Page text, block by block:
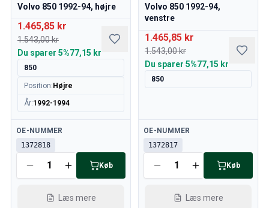
Volvo 240/260 Motor gashåndtag
Volvo 240/260 Kølesystem
Volvo 240/260 Gearkasse/baghjulsaffjedring
Volvo 240/260 Diverse
Volvo 740/760/780 Reservedele
Volvo 740/760/780 Bremsesystem
Volvo 700 Brændstof/udstødningssystem
Volvo 700 Kølesystem
Volvo 740/760/780 Diverse
Volvo 740/760/780 Elektrisk udstyr
Volvo 740/760/780 Motor gashåndtag
Volvo 700 fælge/navkapsler
Volvo 850 1992-94, højre
1.465,85 kr
1.543,00 kr
Du sparer 5%77,15 kr
850
Position: Højre
År:1992-1994
Tilgængelig
OE-NUMMER
1372818
Køb
Læs mere
Volvo 850 1992-94,
venstre
1.465,85 kr
1.543,00 kr
Du sparer 5%77,15 kr
850
Tilgængelig
OE-NUMMER
1372817
Køb
Læs mere